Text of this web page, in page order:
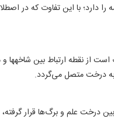
را دارد؛ با اين تفاوت که
از نقطه ارتباط بين
درخت متصل می‌‏گردد.
درخت علم و برگ‌ها قرار